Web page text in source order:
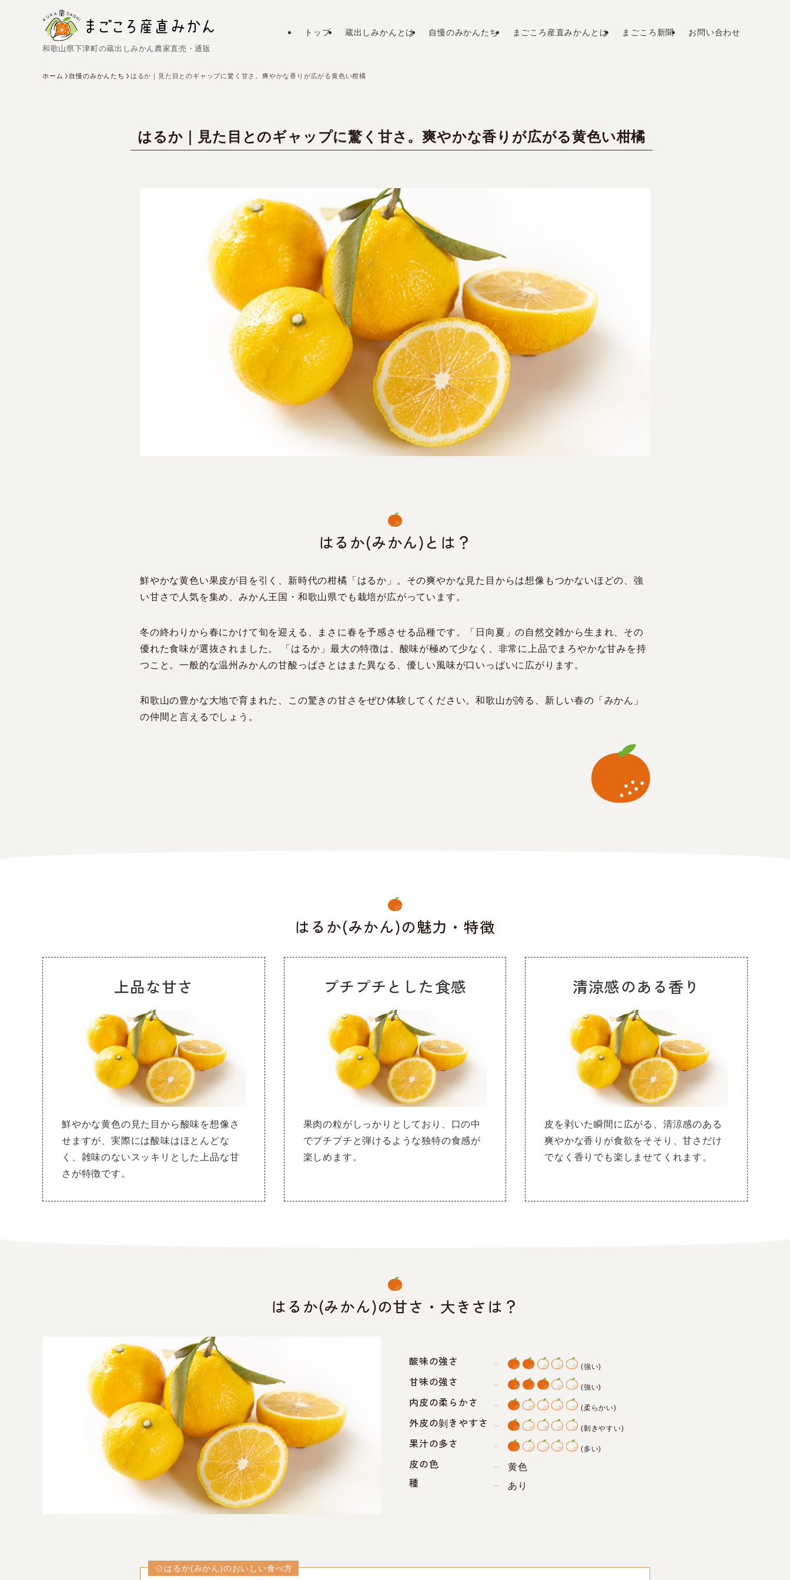
和歌山県下津町の蔵出しみかん農家直売・通販
トップ 蔵出しみかんとは 自慢のみかんたち まごころ産直みかんとは まごころ新聞 お問い合わせ
ホーム 自慢のみかんたち はるか｜見た目とのギャップに驚く甘さ。爽やかな香りが広がる黄色い柑橘
はるか｜見た目とのギャップに驚く甘さ。爽やかな香りが広がる黄色い柑橘
はるか(みかん)とは？
鮮やかな黄色い果皮が目を引く、新時代の柑橘「はるか」。その爽やかな見た目からは想像もつかないほどの、強
い甘さで人気を集め、みかん王国・和歌山県でも栽培が広がっています。
冬の終わりから春にかけて旬を迎える、まさに春を予感させる品種です。「日向夏」の自然交雑から生まれ、その
優れた食味が選抜されました。 「はるか」最大の特徴は、酸味が極めて少なく、非常に上品でまろやかな甘みを持
つこと。一般的な温州みかんの甘酸っぱさとはまた異なる、優しい風味が口いっぱいに広がります。
和歌山の豊かな大地で育まれた、この驚きの甘さをぜひ体験してください。和歌山が誇る、新しい春の「みかん」
の仲間と言えるでしょう。
はるか(みかん)の魅力・特徴
上品な甘さ
鮮やかな黄色の見た目から酸味を想像さ
せますが、実際には酸味はほとんどな
く、雑味のないスッキリとした上品な甘
さが特徴です。
プチプチとした食感
果肉の粒がしっかりとしており、口の中
でプチプチと弾けるような独特の食感が
楽しめます。
清涼感のある香り
皮を剥いた瞬間に広がる、清涼感のある
爽やかな香りが食欲をそそり、甘さだけ
でなく香りでも楽しませてくれます。
はるか(みかん)の甘さ・大きさは？
酸味の強さ (強い)
甘味の強さ (強い)
内皮の柔らかさ (柔らかい)
外皮の剝きやすさ (剝きやすい)
果汁の多さ (多い)
皮の色 黄色
種 あり
はるか(みかん)のおいしい食べ方